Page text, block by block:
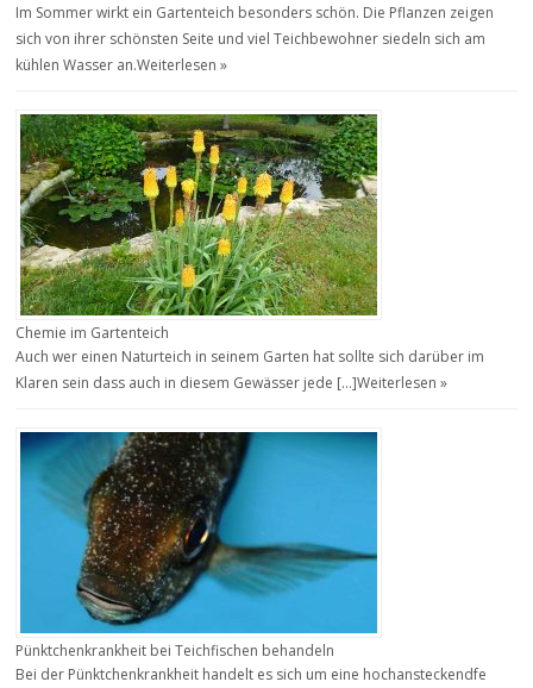
Im Sommer wirkt ein Gartenteich besonders schön. Die Pflanzen zeigen
sich von ihrer schönsten Seite und viel Teichbewohner siedeln sich am
kühlen Wasser an.Weiterlesen »
Chemie im Gartenteich
Auch wer einen Naturteich in seinem Garten hat sollte sich darüber im
Klaren sein dass auch in diesem Gewässer jede […]Weiterlesen »
Pünktchenkrankheit bei Teichfischen behandeln
Bei der Pünktchenkrankheit handelt es sich um eine hochansteckendfe